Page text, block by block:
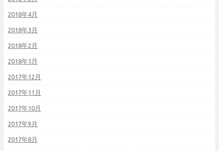
2018年4月
2018年3月
2018年2月
2018年1月
2017年12月
2017年11月
2017年10月
2017年9月
2017年8月